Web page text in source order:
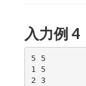
入力例 4
5 5
1 5
2 3